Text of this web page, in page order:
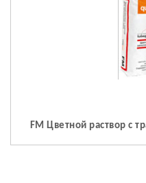
FM Цветной раствор с